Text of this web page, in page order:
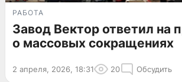
РАБОТА
Завод Вектор ответил на
о массовых сокращениях
2 апреля, 2026, 18:31 20 Обсудить